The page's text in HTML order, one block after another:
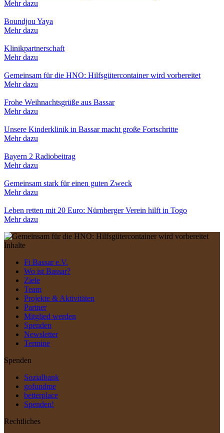
Mehr dazu
Boundjou Yaya
Mehr dazu
Klinikpartnerschaft
Mehr dazu
Gemeinsam für die HNO: Hilfsgütercontainer wird vorbereitet
Mehr dazu
Frohe Weihnachtsgrüße aus Bassar
Mehr dazu
Unsere Kinderklinik in Bassar macht große Fortschritte
Mehr dazu
Bayern 2 Radiobeitrag
Mehr dazu
Gemeinsam stark für einen guten Zweck
Mehr dazu
Leben retten mit 20 Euro: Nürnberger Verein hilft in Togo
Mehr dazu
Inhalte
Fi Bassar e.V.
Wo ist Bassar?
Ziele
Team
Projekte & Aktivitäten
Partner
Mitglied werden
Spenden
Newsletter
Termine
Spenden
Sozialbank
gofundme
betterplace
Spenden!
Rechtliches